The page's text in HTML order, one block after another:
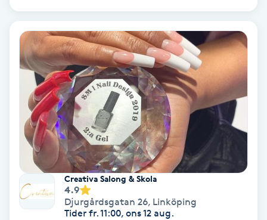
Headspa
Healing
Herrklippning
HIFU
Hollywood Peel
Hot Stone Massage
Creativa Salong & Skola
4.9
Djurgårdsgatan 26, Linköping
Tider fr. 11:00, ons 12 aug.